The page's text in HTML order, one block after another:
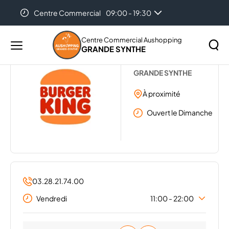
Centre Commercial
09:00 - 19:30
Auchan Dunkerque - Grande Synthe 08:30 - 21:30
Menu
principal
Centre Commercial Aushopping
GRANDE SYNTHE
Rechercher
Accueil ... BURGER KING
GRANDE SYNTHE
À proximité
Ouvert le Dimanche
03.28.21.74.00
Vendredi
11:00 - 22:00
11:00 - 22:00